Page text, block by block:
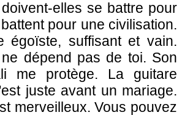
elles se battre pour
pour une civilisation.
égoïste, suffisant et vain.
dépend pas de toi. Son
me protège. La guitare
juste avant un mariage.
merveilleux. Vous pouvez